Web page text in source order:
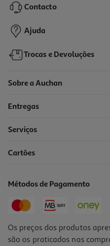
Contacto
Ajuda
Trocas e Devoluções
Sobre a Auchan
Entregas
Serviços
Cartões
Métodos de Pagamento
Os preços dos produtos
são os praticados nas